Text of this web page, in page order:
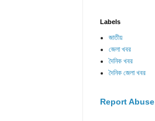
Labels
জাতীয়
জেলা খবর
দৈনিক খবর
দৈনিক জেলা খবর
Report Abuse